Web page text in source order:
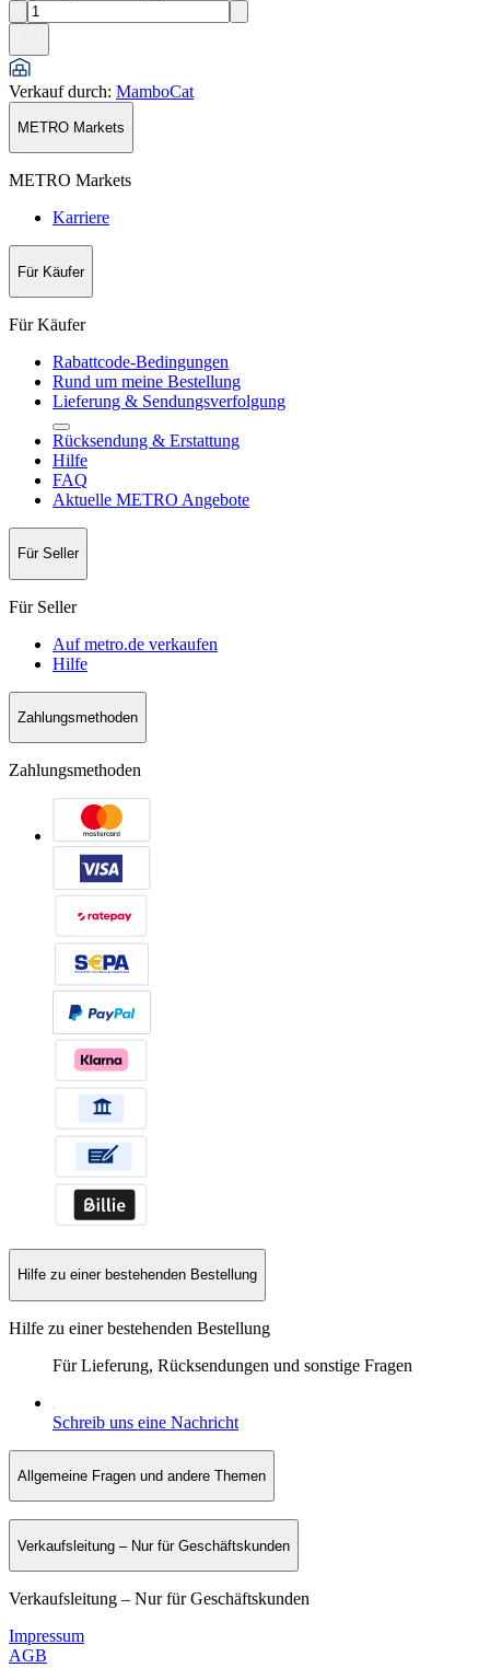
Verkauf durch: MamboCat
METRO Markets
METRO Markets
Karriere
Für Käufer
Für Käufer
Rabattcode-Bedingungen
Rund um meine Bestellung
Lieferung & Sendungsverfolgung
Rücksendung & Erstattung
Hilfe
FAQ
Aktuelle METRO Angebote
Für Seller
Für Seller
Auf metro.de verkaufen
Hilfe
Zahlungsmethoden
Zahlungsmethoden
Hilfe zu einer bestehenden Bestellung
Hilfe zu einer bestehenden Bestellung
Für Lieferung, Rücksendungen und sonstige Fragen
Schreib uns eine Nachricht
Allgemeine Fragen und andere Themen
Verkaufsleitung – Nur für Geschäftskunden
Verkaufsleitung – Nur für Geschäftskunden
Impressum
AGB